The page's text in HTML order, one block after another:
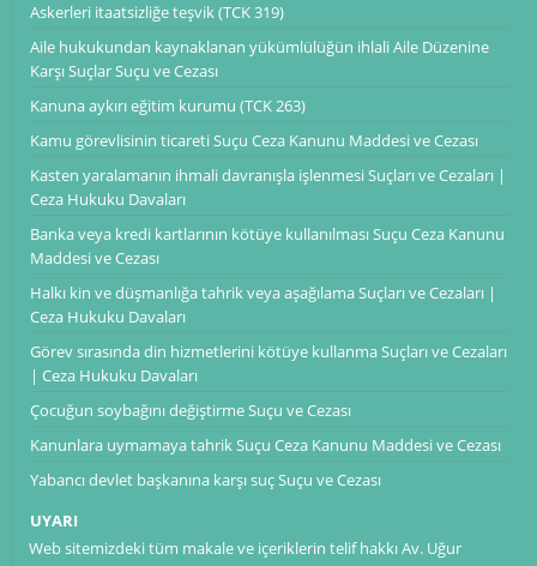
Askerleri itaatsizliğe teşvik (TCK 319)
Aile hukukundan kaynaklanan yükümlülüğün ihlali Aile Düzenine
Karşı Suçlar Suçu ve Cezası
Kanuna aykırı eğitim kurumu (TCK 263)
Kamu görevlisinin ticareti Suçu Ceza Kanunu Maddesi ve Cezası
Kasten yaralamanın ihmali davranışla işlenmesi Suçları ve Cezaları |
Ceza Hukuku Davaları
Banka veya kredi kartlarının kötüye kullanılması Suçu Ceza Kanunu
Maddesi ve Cezası
Halkı kin ve düşmanlığa tahrik veya aşağılama Suçları ve Cezaları |
Ceza Hukuku Davaları
Görev sırasında din hizmetlerini kötüye kullanma Suçları ve Cezaları
| Ceza Hukuku Davaları
Çocuğun soybağını değiştirme Suçu ve Cezası
Kanunlara uymamaya tahrik Suçu Ceza Kanunu Maddesi ve Cezası
Yabancı devlet başkanına karşı suç Suçu ve Cezası
UYARI
Web sitemizdeki tüm makale ve içeriklerin telif hakkı Av. Uğur